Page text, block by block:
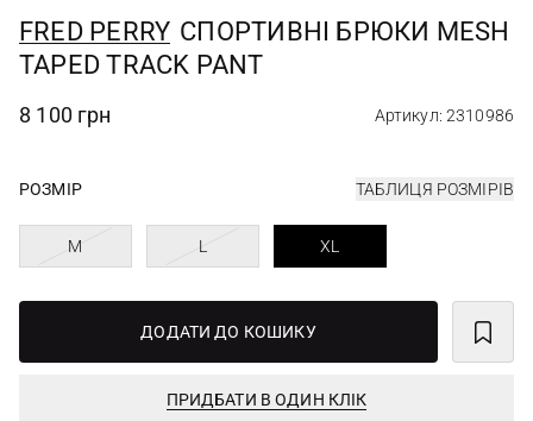
FRED PERRY СПОРТИВНІ БРЮКИ MESH
TAPED TRACK PANT
8 100 грн Артикул: 2310986
РОЗМІР ТАБЛИЦЯ РОЗМІРІВ
M L XL
ДОДАТИ ДО КОШИКУ
ПРИДБАТИ В ОДИН КЛІК